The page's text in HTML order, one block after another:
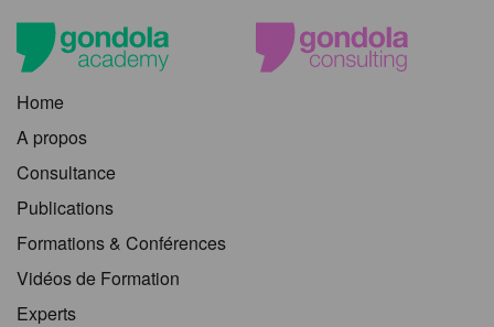
Home
A propos
Consultance
Publications
Formations & Conférences
Vidéos de Formation
Experts